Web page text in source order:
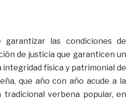
garantizar las condiciones de
de justicia que garanticen un
integridad física y patrimonial de
que año con año acude a la
verbena popular, en